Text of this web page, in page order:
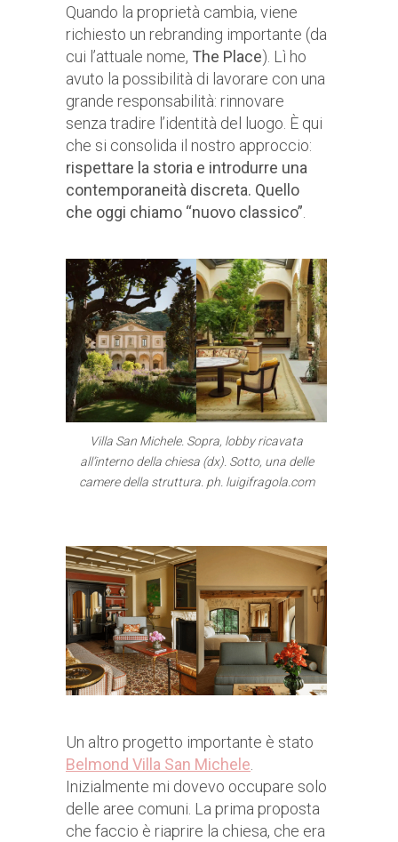
Quando la proprietà cambia, viene
richiesto un rebranding importante (da
cui l’attuale nome, The Place). Lì ho
avuto la possibilità di lavorare con una
grande responsabilità: rinnovare
senza tradire l’identità del luogo. È qui
che si consolida il nostro approccio:
rispettare la storia e introdurre una
contemporaneità discreta. Quello
che oggi chiamo “nuovo classico”
Villa San Michele. Sopra, lobby ricavata
all’interno della chiesa (dx). Sotto, una delle
camere della struttura. ph. luigifragola.com
Un altro progetto importante è stato
Belmond Villa San Michele
Inizialmente mi dovevo occupare solo
delle aree comuni. La prima proposta
che faccio è riaprire la chiesa, che era